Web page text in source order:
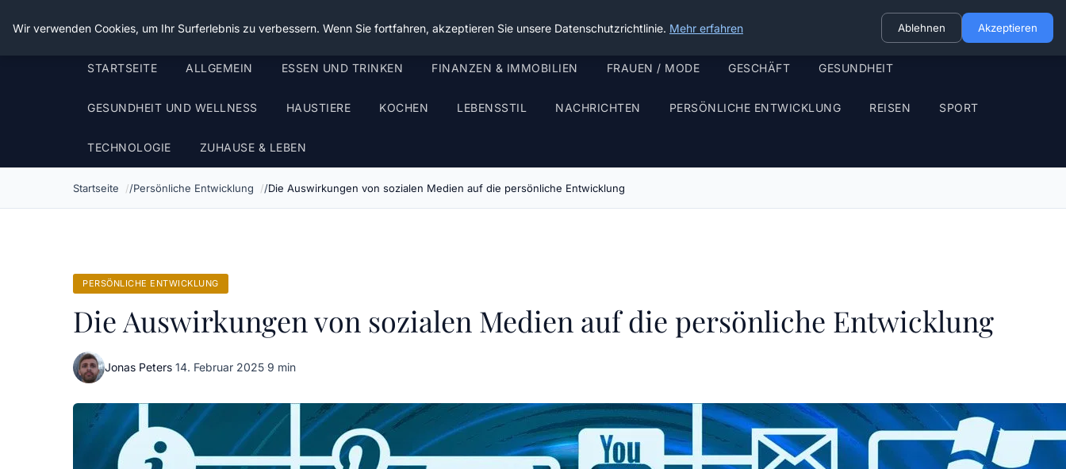
Die Schnitter
STARTSEITE ALLGEMEIN ESSEN UND TRINKEN FINANZEN & IMMOBILIEN FRAUEN / MODE GESCHÄFT GESUNDHEIT
GESUNDHEIT UND WELLNESS HAUSTIERE KOCHEN LEBENSSTIL NACHRICHTEN PERSÖNLICHE ENTWICKLUNG REISEN SPORT
TECHNOLOGIE ZUHAUSE & LEBEN
Startseite Persönliche Entwicklung Die Auswirkungen von sozialen Medien auf die persönliche Entwicklung
PERSÖNLICHE ENTWICKLUNG
Die Auswirkungen von sozialen Medien auf die persönliche Entwicklung
Jonas Peters·14. Februar 2025·9 min
Wir verwenden Cookies, um Ihr Surferlebnis zu verbessern. Wenn Sie fortfahren, akzeptieren Sie unsere Datenschutzrichtlinie. Mehr erfahren Ablehnen Akzeptieren